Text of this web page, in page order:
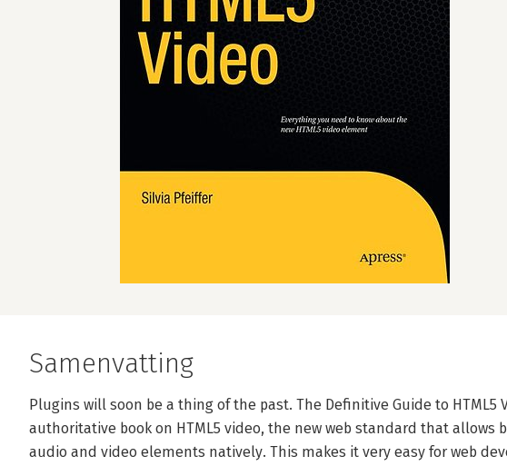
Samenvatting
Plugins will soon be a thing of the past. The Definitive Guide to HTML5
authoritative book on HTML5 video, the new web standard that allows
audio and video elements natively. This makes it very easy for web